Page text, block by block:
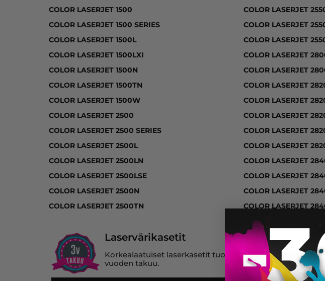
COLOR LASERJET 1500
COLOR LASERJET 1500 SERIES
COLOR LASERJET 1500L
COLOR LASERJET 1500LXI
COLOR LASERJET 1500N
COLOR LASERJET 1500TN
COLOR LASERJET 1500W
COLOR LASERJET 2500
COLOR LASERJET 2500 SERIES
COLOR LASERJET 2500L
COLOR LASERJET 2500LN
COLOR LASERJET 2500LSE
COLOR LASERJET 2500N
COLOR LASERJET 2500TN
COLOR LASERJET
COLOR LASERJET
COLOR LASERJET
COLOR LASERJET
COLOR LASERJET
COLOR LASERJET
COLOR LASERJET
COLOR LASERJET
COLOR LASERJET
COLOR LASERJET
COLOR LASERJET
COLOR LASERJET
COLOR LASERJET
COLOR LASERJET
Laservärikasetit
Korkealaatuiset laserkasetit tuottaa laadukkaita
vuoden takuu.